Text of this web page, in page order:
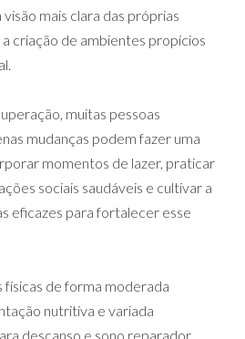
mais clara das próprias
criação de ambientes propícios
muitas pessoas
mudanças podem fazer uma
momentos de lazer, praticar
sociais saudáveis e cultivar a
eficazes para fortalecer esse
físicas de forma moderada
nutritiva e variada
descanso e sono reparador